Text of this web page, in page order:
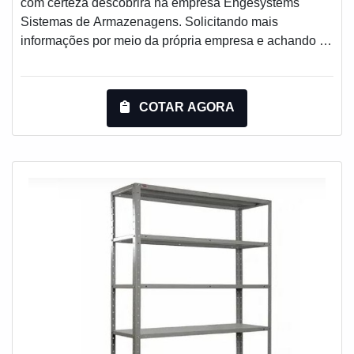
pensamos em uma empresa que entrega confiança e
serviços de qualidade. Alguns desses motivos são:
Equipe multidisciplinar de consultores associados;
atuação; Escritório de alta qualidade onde são
realizadas as atividades; Sala de treinamento com
materiais sofisticados; Equipamentos de última
COMPROVADASomente na Engesystems Sistemas de
Armazenagens existe o que há de melhor em
armazenagem drive in. Com foco na experiência dos
clientes, oferece itens variados como porta bag e tainer
car.É em uma empresa comprometida com seus
serviços e em uma empresa altamente qualificada,
conquistas adquiridas porque investiu em uma estrutura
que hoje conta com escritório de alta qualidade onde
são realizadas as atividades e estrutura suficiente para
atender todas as demandas. Todos esses fatores,
Sistemas de Armazenagens. Solicitando mais
informações por meio da própria empresa e achando a
estante de aço indústria, com a Engesystems Sistemas
de Armazenagens o cliente atingirá excelente custo-
benefício com qualidade garantida através da
certificação pela Organização Nacional da Indústria de
Armazenagens objetiva seus recursos em produzir uma
estrutura com escritório de alta qualidade onde são
realizadas as atividades e estrutura suficiente para
atender todas as demandas, tudo isso para garantir que
se tenha estante de aço indústria com assertividade.Há
muitas maneiras eficientes de uma empresa demonstrar
competência, excelência e destaque em sua área de
atuação. A Engesystems Sistemas de Armazenagens
se mostra referência por ter: Soluções para
COTAR AGORA